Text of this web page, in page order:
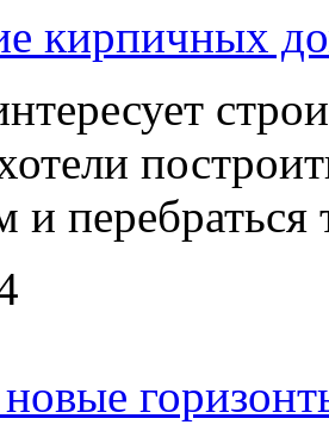
кирпичных
и перебраться